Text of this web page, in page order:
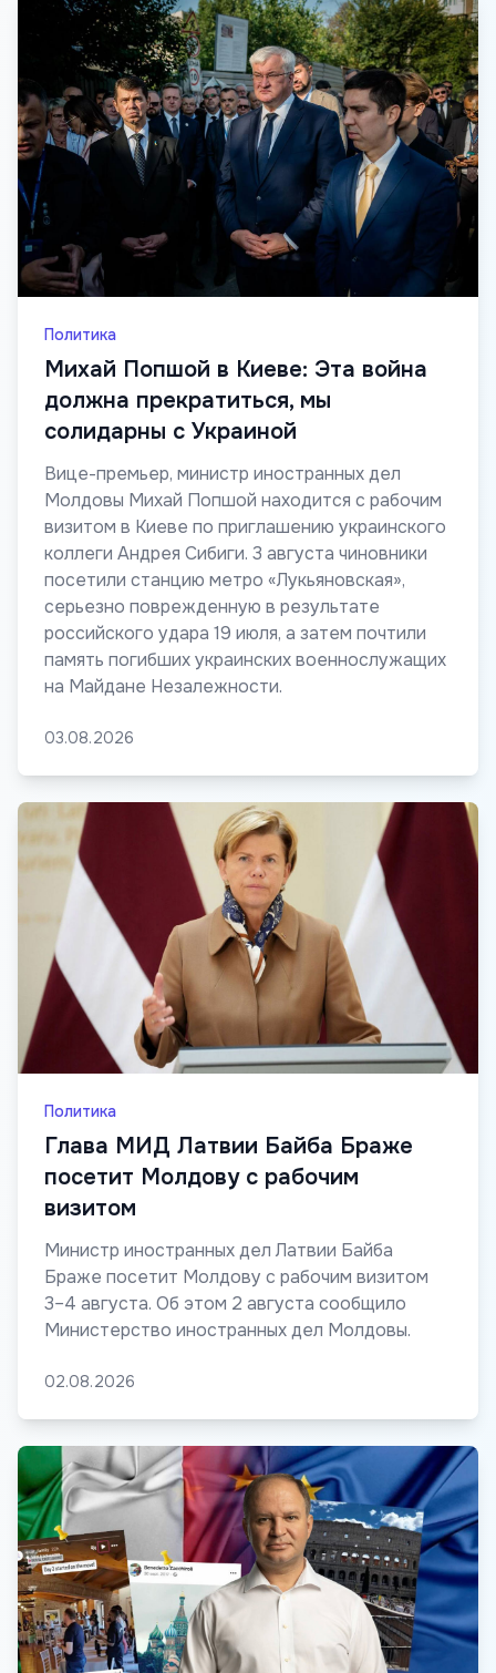
Политика
Михай Попшой в Киеве: Эта война
должна прекратиться, мы
солидарны с Украиной
Вице-премьер, министр иностранных дел
Молдовы Михай Попшой находится с рабочим
визитом в Киеве по приглашению украинского
коллеги Андрея Сибиги. 3 августа чиновники
посетили станцию метро «Лукьяновская»,
серьезно поврежденную в результате
российского удара 19 июля, а затем почтили
память погибших украинских военнослужащих
на Майдане Незалежности.
03.08.2026
Политика
Глава МИД Латвии Байба Браже
посетит Молдову с рабочим
визитом
Министр иностранных дел Латвии Байба
Браже посетит Молдову с рабочим визитом
3–4 августа. Об этом 2 августа сообщило
Министерство иностранных дел Молдовы.
02.08.2026